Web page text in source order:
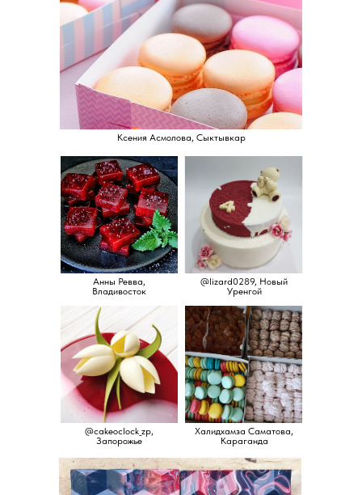
Ксения Асмолова, Сыктывкар
Халидхамза Саматова,
Караганда
@lizard0289, Новый
Уренгой
Анны Ревва,
Владивосток
@cakeoclock_zp,
Запорожье